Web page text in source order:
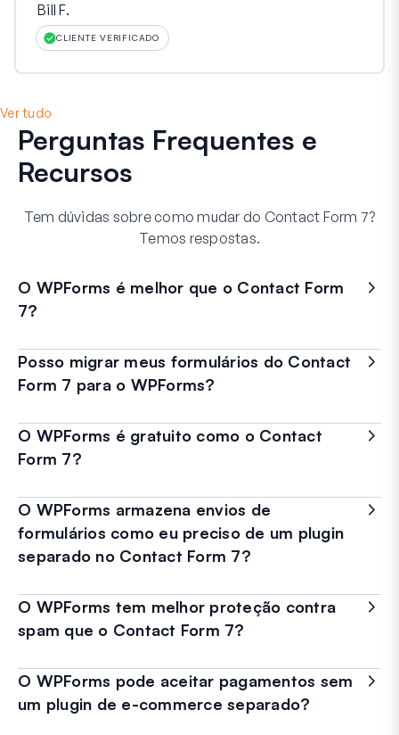
Bill F.
CLIENTE VERIFICADO
Ver tudo
Perguntas Frequentes e
Recursos
Tem dúvidas sobre como mudar do Contact Form 7?
Temos respostas.
O WPForms é melhor que o Contact Form
7?
Posso migrar meus formulários do Contact
Form 7 para o WPForms?
O WPForms é gratuito como o Contact
Form 7?
O WPForms armazena envios de
formulários como eu preciso de um plugin
separado no Contact Form 7?
O WPForms tem melhor proteção contra
spam que o Contact Form 7?
O WPForms pode aceitar pagamentos sem
um plugin de e-commerce separado?